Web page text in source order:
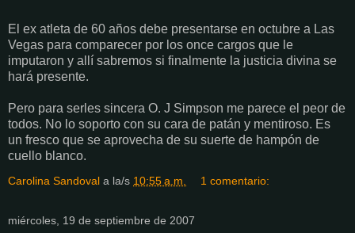
El ex atleta de 60 años debe presentarse en octubre a Las
Vegas para comparecer por los once cargos que le
imputaron y allí sabremos si finalmente la justicia divina se
hará presente.
Pero para serles sincera O. J Simpson me parece el peor de
todos. No lo soporto con su cara de patán y mentiroso. Es
un fresco que se aprovecha de su suerte de hampón de
cuello blanco.
Carolina Sandoval a la/s 10:55 a.m. 1 comentario:
miércoles, 19 de septiembre de 2007